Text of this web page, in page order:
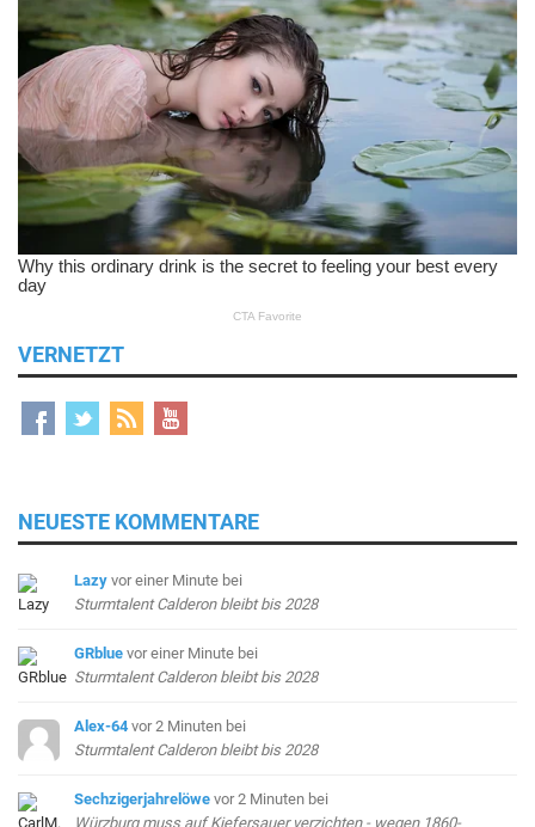
VERNETZT
NEUESTE KOMMENTARE
Lazy vor einer Minute bei
Sturmtalent Calderon bleibt bis 2028
GRblue vor einer Minute bei
Sturmtalent Calderon bleibt bis 2028
Alex-64 vor 2 Minuten bei
Sturmtalent Calderon bleibt bis 2028
Sechzigerjahrelöwe vor 2 Minuten bei
Würzburg muss auf Kiefersauer verzichten - wegen 1860-